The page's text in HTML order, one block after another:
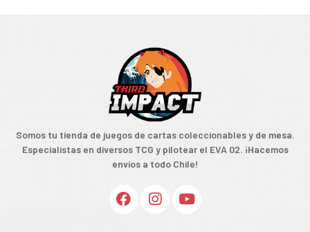
Somos tu tienda de juegos de cartas coleccionables y de mesa.
Especialistas en diversos TCG y pilotear el EVA 02. ¡Hacemos
envíos a todo Chile!